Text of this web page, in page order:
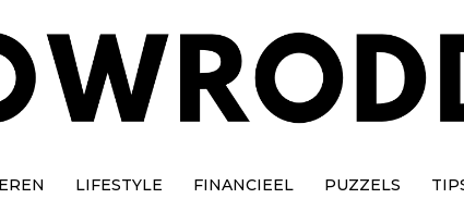
LIFESTYLE FINANCIEEL PUZZELS